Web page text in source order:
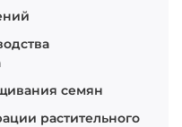
семян
растительного